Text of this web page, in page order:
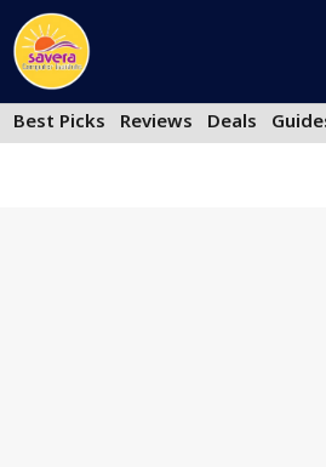
Skip
to
content
Best Picks
Reviews Deals